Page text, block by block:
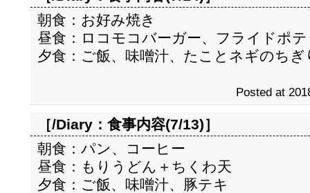
朝食：お好み焼き
昼食：ロコモコバーガー、フライドポ
夕食：ご飯、味噌汁、たことネギのちぎ
Posted at
［/Diary： 食事内容(7/13)］
朝食：パン、コーヒー
昼食：もりうどん＋ちくわ天
夕食：ご飯、味噌汁、豚テキ